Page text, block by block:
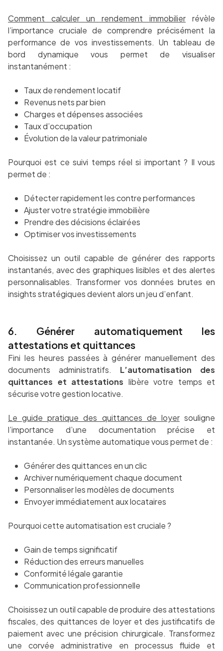
Comment calculer un rendement immobilier révèle
l’importance cruciale de comprendre précisément la
performance de vos investissements. Un tableau de
bord dynamique vous permet de visualiser
instantanément :
Taux de rendement locatif
Revenus nets par bien
Charges et dépenses associées
Taux d’occupation
Évolution de la valeur patrimoniale
Pourquoi est ce suivi temps réel si important ? Il vous
permet de :
Détecter rapidement les contre performances
Ajuster votre stratégie immobilière
Prendre des décisions éclairées
Optimiser vos investissements
Choisissez un outil capable de générer des rapports
instantanés, avec des graphiques lisibles et des alertes
personnalisables. Transformer vos données brutes en
insights stratégiques devient alors un jeu d’enfant.
6. Générer automatiquement les
attestations et quittances
Fini les heures passées à générer manuellement des
documents administratifs. L’automatisation des
quittances et attestations libère votre temps et
sécurise votre gestion locative.
Le guide pratique des quittances de loyersouligne
l’importance d’une documentation précise et
instantanée. Un système automatique vous permet de :
Générer des quittances en un clic
Archiver numériquement chaque document
Personnaliser les modèles de documents
Envoyer immédiatement aux locataires
Pourquoi cette automatisation est cruciale ?
Gain de temps significatif
Réduction des erreurs manuelles
Conformité légale garantie
Communication professionnelle
Choisissez un outil capable de produire des attestations
fiscales, des quittances de loyer et des justificatifs de
paiement avec une précision chirurgicale. Transformez
une corvée administrative en processus fluide et